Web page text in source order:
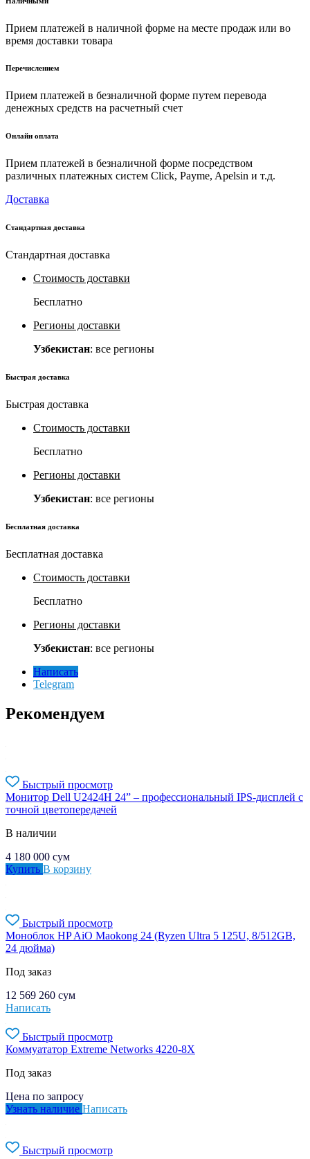
Прием платежей в наличной форме на месте продаж или во
время доставки товара
Перечислением
Прием платежей в безналичной форме путем перевода
денежных средств на расчетный счет
Онлайн оплата
Прием платежей в безналичной форме посредством
различных платежных систем Click, Payme, Apelsin и т.д.
Доставка
Стандартная доставка
Стандартная доставка
Стоимость доставки
Бесплатно
Регионы доставки
Узбекистан: все регионы
Быстрая доставка
Быстрая доставка
Стоимость доставки
Бесплатно
Регионы доставки
Узбекистан: все регионы
Бесплатная доставка
Бесплатная доставка
Стоимость доставки
Бесплатно
Регионы доставки
Узбекистан: все регионы
Написать
Telegram
Рекомендуем
Быстрый просмотр
Монитор Dell U2424H 24” – профессиональный IPS-дисплей с
точной цветопередачей
В наличии
4 180 000 сум
Купить В корзину
Быстрый просмотр
Моноблок HP AiO Maokong 24 (Ryzen Ultra 5 125U, 8/512GB,
24 дюйма)
Под заказ
12 569 260 сум
Написать
Быстрый просмотр
Коммуататор Extreme Networks 4220-8X
Под заказ
Цена по запросу
Узнать наличие Написать
Быстрый просмотр